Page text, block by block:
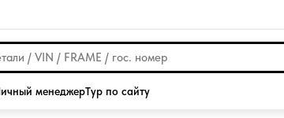
менеджерТур по сайту